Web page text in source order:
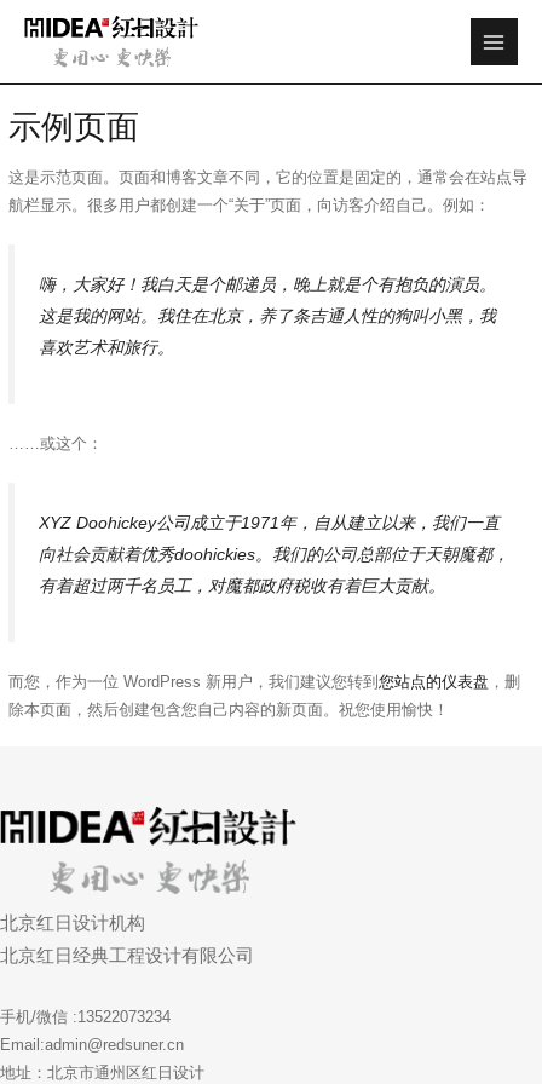
Main
示例页面
这是示范页面。页面和博客文章不同，它的位置是固定的，通常会在站点导
航栏显示。很多用户都创建一个“关于”页面，向访客介绍自己。例如：
嗨，大家好！我白天是个邮递员，晚上就是个有抱负的演员。
这是我的网站。我住在北京，养了条吉通人性的狗叫小黑，我
喜欢艺术和旅行。
……或这个：
XYZ Doohickey公司成立于1971年，自从建立以来，我们一直
向社会贡献着优秀doohickies。我们的公司总部位于天朝魔都，
有着超过两千名员工，对魔都政府税收有着巨大贡献。
而您，作为一位 WordPress 新用户，我们建议您转到 您站点的仪表盘 ，删
除本页面，然后创建包含您自己内容的新页面。祝您使用愉快！
北京红日设计机构
北京红日经典工程设计有限公司
手机/微信 :13522073234
Email:admin@redsuner.cn
地址：北京市通州区红日设计